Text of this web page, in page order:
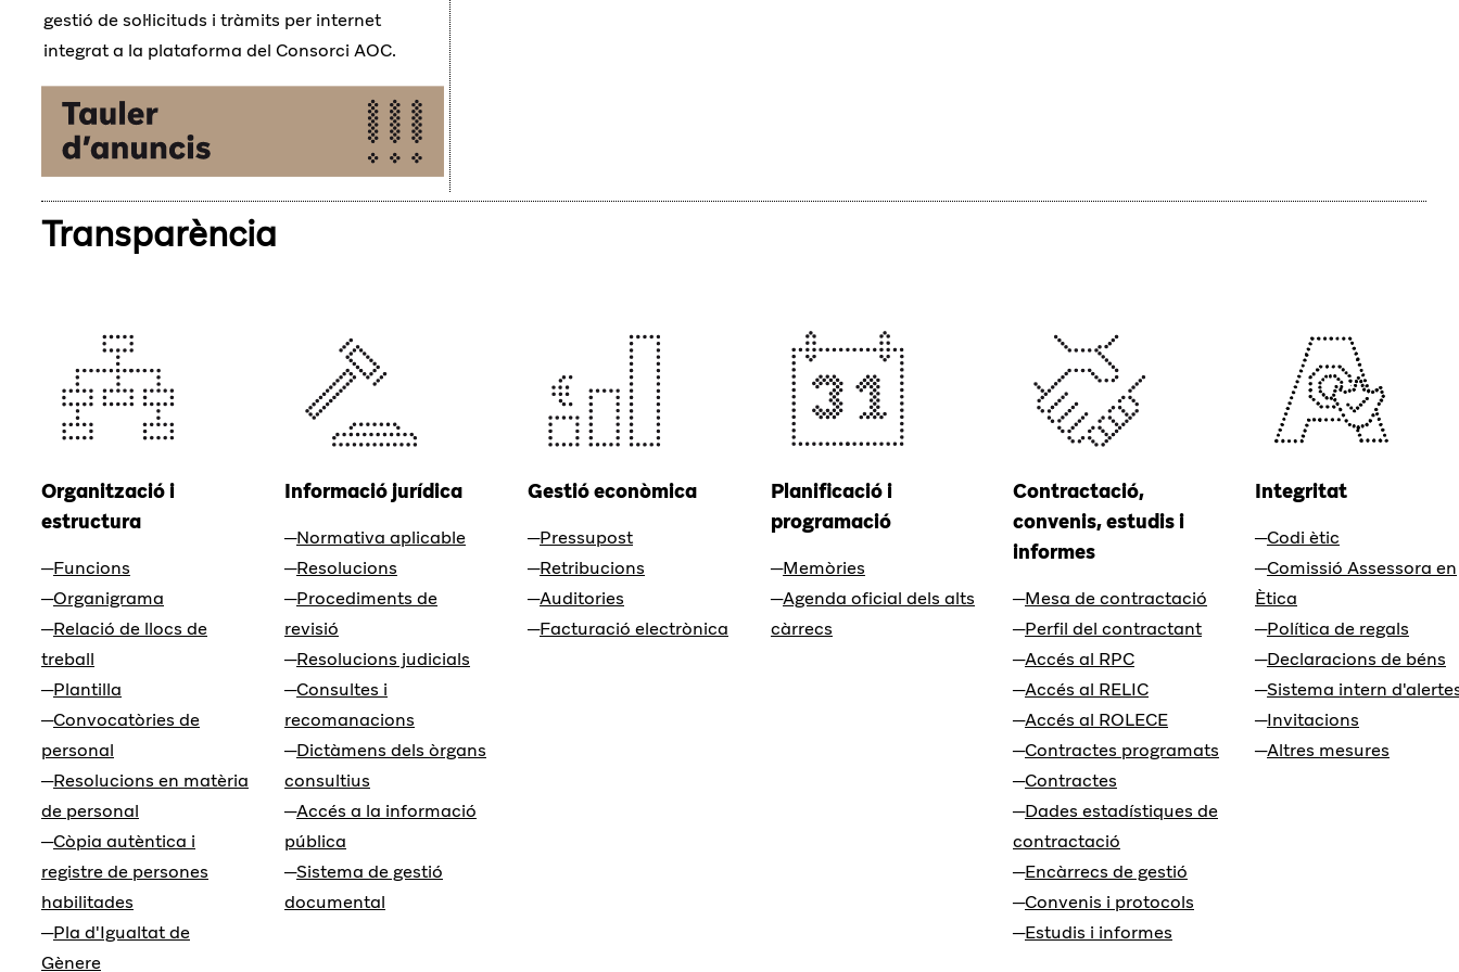
gestió de sol·licituds i tràmits per internet
integrat a la plataforma del Consorci AOC.
Transparència
Organització i
estructura
Funcions
Organigrama
Relació de llocs de
treball
Plantilla
Convocatòries de
personal
Resolucions en matèria
de personal
Còpia autèntica i
registre de persones
habilitades
Pla d'Igualtat de
Gènere
Informació jurídica
Normativa aplicable
Resolucions
Procediments de
revisió
Resolucions judicials
Consultes i
recomanacions
Dictàmens dels òrgans
consultius
Accés a la informació
pública
Sistema de gestió
documental
Gestió econòmica
Pressupost
Retribucions
Auditories
Facturació electrònica
Planificació i
programació
Memòries
Agenda oficial dels alts
càrrecs
Contractació,
convenis, estudis i
informes
Mesa de contractació
Perfil del contractant
Accés al RPC
Accés al RELIC
Accés al ROLECE
Contractes programats
Contractes
Dades estadístiques de
contractació
Encàrrecs de gestió
Convenis i protocols
Estudis i informes
Integritat
Codi ètic
Comissió Assessora en
Ètica
Política de regals
Declaracions de béns
Sistema intern
Invitacions
Altres mesures